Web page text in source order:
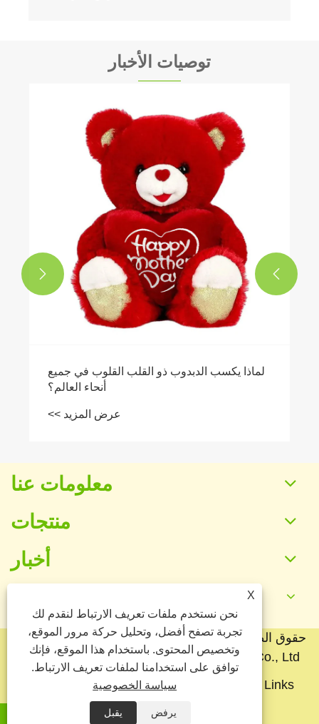
توصيات الأخبار
لماذا يكسب الدبدوب ذو القلب القلوب في جميع
أنحاء العالم؟
عرض المزيد >>


معلومات عنا
منتجات
أخبار
حقوق الطبع والنشر © 2025 شركة Baoding Yuankang
Toy Manufacturing Co., Ltd. جميع الحقوق محفوظة.
Links
RSS
XML سياسة الخصوصية
X
نحن نستخدم ملفات تعريف الارتباط لنقدم لك
تجربة تصفح أفضل، وتحليل حركة مرور الموقع،
وتخصيص المحتوى. باستخدام هذا الموقع، فإنك
توافق على استخدامنا لملفات تعريف الارتباط.
سياسة الخصوصية
يرفض يقبل